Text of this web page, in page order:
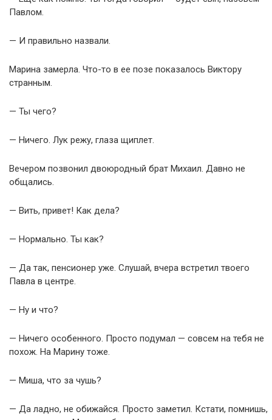
Павлом.
— И правильно назвали.
Марина замерла. Что-то в ее позе показалось Виктору
странным.
— Ты чего?
— Ничего. Лук режу, глаза щиплет.
Вечером позвонил двоюродный брат Михаил. Давно не
общались.
— Вить, привет! Как дела?
— Нормально. Ты как?
— Да так, пенсионер уже. Слушай, вчера встретил твоего
Павла в центре.
— Ну и что?
— Ничего особенного. Просто подумал — совсем на тебя не
похож. На Марину тоже.
— Миша, что за чушь?
— Да ладно, не обижайся. Просто заметил. Кстати, помнишь,